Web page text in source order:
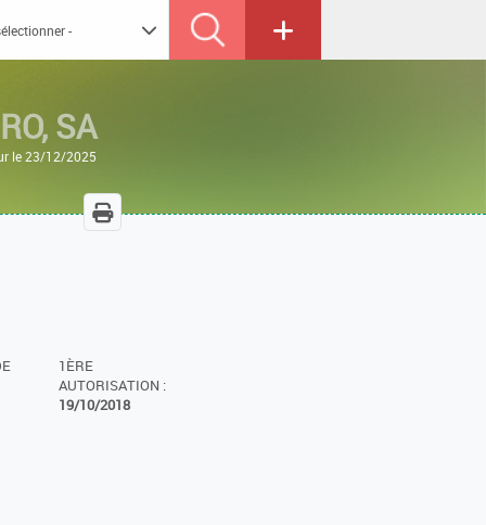
SA
le 23/12/2025
1ÈRE
AUTORISATION :
19/10/2018